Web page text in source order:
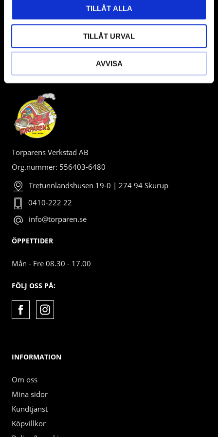
TILLÅT ALLA
TILLÅT URVAL
AVVISA
BUTIK
Torparens Verkstad AB
Org.nummer: 556403-6480
Tretunnlandshusen 19-0 | 274 94 Skurup
0410-222 22
info@torparen.se
ÖPPETTIDER
Mån - Fre 08.30 - 17.00
FÖLJ OSS PÅ:
INFORMATION
Om oss
Mina sidor
Kundtjänst
Köpvillkor